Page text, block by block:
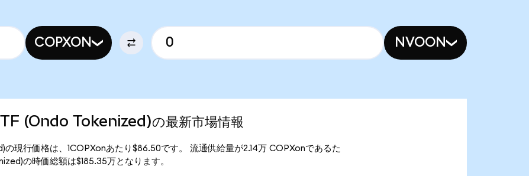
COPXON NVOON
(Ondo Tokenized)の最新市場情報
現行価格は、1COPXonあたり$86.50です。 流通供給量が2.14万 COPXonであるた
の時価総額は$185.35万となります。